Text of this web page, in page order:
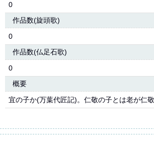
0
作品数(旋頭歌)
0
作品数(仏足石歌)
0
概要
宜の子か(万葉代匠記)。仁敬の子とは老が仁敬